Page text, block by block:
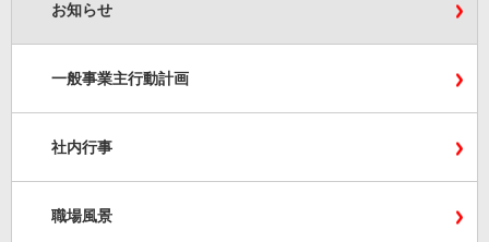
お知らせ
一般事業主行動計画
社内行事
職場風景